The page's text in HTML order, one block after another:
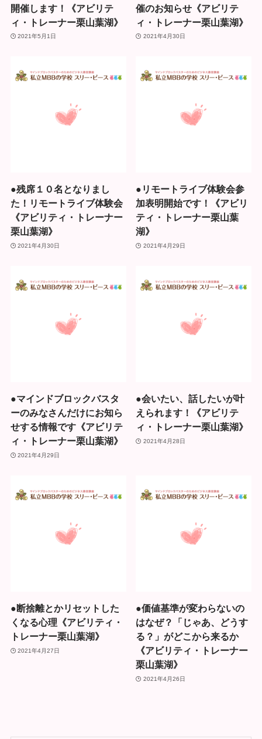
開催します！《アビリテ
ィ・トレーナー栗山葉湖》
2021年5月1日
催のお知らせ《アビリテ
ィ・トレーナー栗山葉湖》
2021年4月30日
●残席１０名となりまし
た！リモートライブ体験会
《アビリティ・トレーナー
栗山葉湖》
2021年4月30日
●リモートライブ体験会参
加表明開始です！《アビリ
ティ・トレーナー栗山葉
湖》
2021年4月29日
●マインドブロックバスタ
ーのみなさんだけにお知ら
せする情報です《アビリテ
ィ・トレーナー栗山葉湖》
2021年4月29日
●会いたい、話したいが叶
えられます！《アビリテ
ィ・トレーナー栗山葉湖》
2021年4月28日
●断捨離とかリセットした
くなる心理《アビリティ・
トレーナー栗山葉湖》
2021年4月27日
●価値基準が変わらないの
はなぜ？「じゃあ、どうす
る？」がどこから来るか
《アビリティ・トレーナー
栗山葉湖》
2021年4月26日